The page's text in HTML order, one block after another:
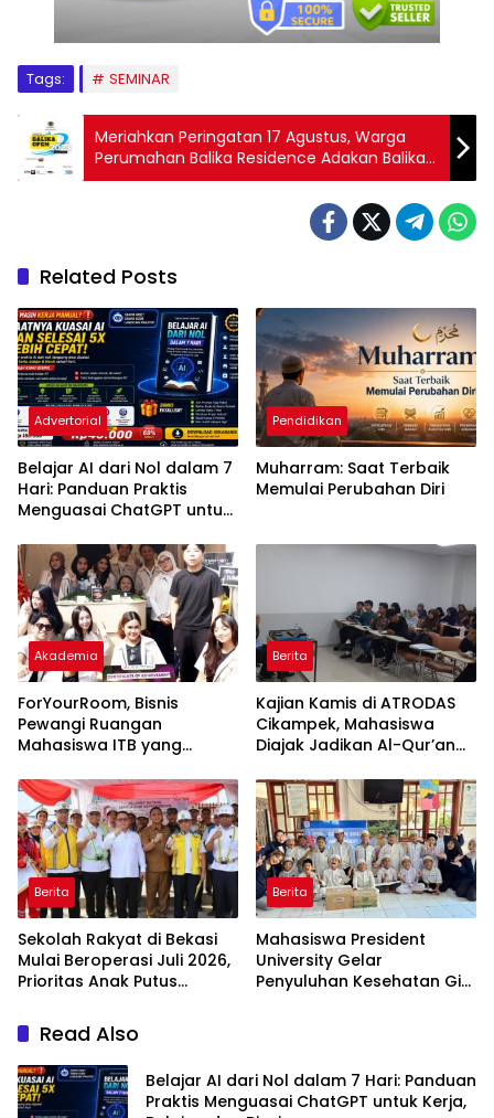
Tags: SEMINAR
Meriahkan Peringatan 17 Agustus, Warga
Perumahan Balika Residence Adakan Balika
Open 2023
Related Posts
Advertorial
Belajar AI dari Nol dalam 7
Hari: Panduan Praktis
Menguasai ChatGPT untuk
Pendidikan
Muharram: Saat Terbaik
Memulai Perubahan Diri
Akademia
ForYourRoom, Bisnis
Pewangi Ruangan
Mahasiswa ITB yang
Berita
Kajian Kamis di ATRODAS
Cikampek, Mahasiswa
Diajak Jadikan Al-Qur’an
Berita
Sekolah Rakyat di Bekasi
Mulai Beroperasi Juli 2026,
Prioritas Anak Putus
Berita
Mahasiswa President
University Gelar
Penyuluhan Kesehatan Gigi
Read Also
Belajar AI dari Nol dalam 7 Hari: Panduan
Praktis Menguasai ChatGPT untuk Kerja,